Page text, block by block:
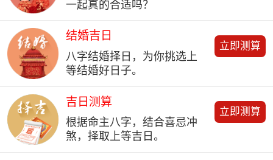
一起真的合适吗？
结婚吉日
八字结婚择日，为你挑选上
等结婚好日子。
立即测算
吉日测算
根据命主八字，结合喜忌冲
煞，择取上等吉日。
立即测算